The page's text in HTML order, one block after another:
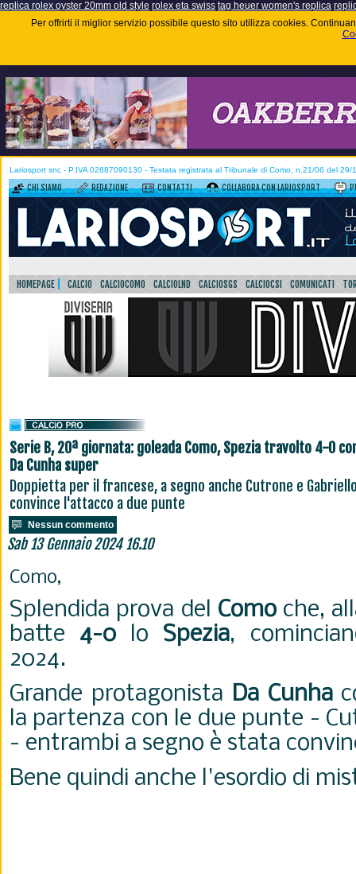
replica rolex oyster 20mm old style rolex eta swiss tag heuer women's replica
Per offrirti il miglior servizio possibile questo sito utilizza cookies.
Lariosport snc - P.IVA 02687090130 - Testata registrata al Tribunale di Como, n.21/06 del 29/
CHI SIAMO REDAZIONE CONTATTI COLLABORA CON LARIOSPORT
HOMEPAGE CALCIO CALCIOCOMO CALCIOLND CALCIOSGS CALCIOCSI COMUNICATI
Serie B, 20ª giornata: goleada Como, Spezia travolto 4-0
Da Cunha super
Doppietta per il francese, a segno anche Cutrone e
convince l'attacco a due punte
Nessun commento
Sab 13 Gennaio 2024 16.10
Como,
Splendida prova del Comoche,
batte 4-0lo Spezia,
2024.
Grande protagonista Da Cunha
la partenza con le due punte -
- entrambi a segno è stata
Bene quindi anche l'esordio di